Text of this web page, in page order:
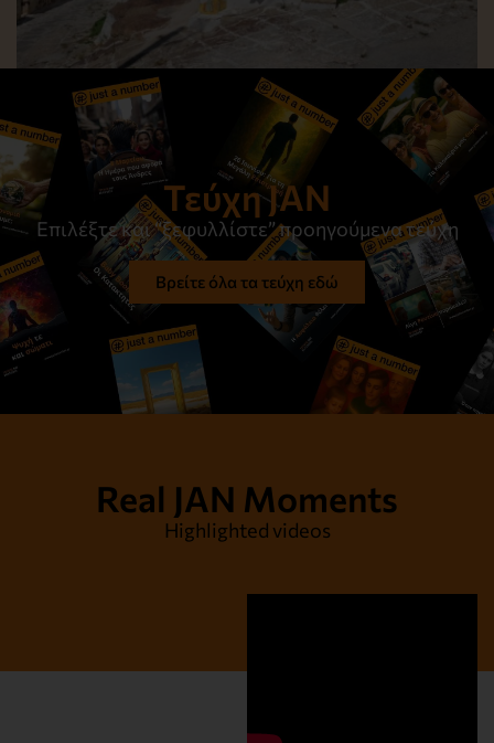
Στον ίσκιο του μεσημεριού
Διαβάστε το
Η Αλήθεια και μόνο η Αλήθεια
Τεύχη JAN
Επιλέξτε και “ξεφυλλίστε” προηγούμενα τεύχη
Βρείτε όλα τα τεύχη εδώ
Real JAN Moments
Highlighted videos